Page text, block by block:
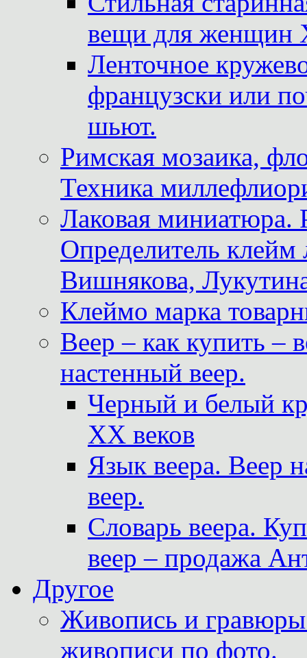
вещи для женщин
Ленточное
французски или
шьют.
Римская мозаика,
Техника
Лаковая миниатюра.
Определитель
Вишнякова,
Клеймо марка
Веер – как купить –
настенный веер.
Черный и белый
XX веков
Язык веера. Веер
веер.
Словарь веера.
веер – продажа
Другое
Живопись и
живописи по фото.